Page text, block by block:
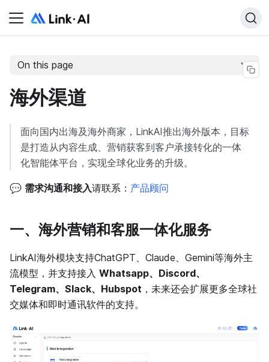
On this page
海外渠道
面向国内出海及海外商家，LinkAI推出海外版本，目标
是打造从内容生成、营销获客到客户承接转化的一体
化智能体平台，实现全球化业务的升级。
💬 需求沟通和接入请联系： 产品顾问
一、海外营销和客服一体化服务
LinkAI海外模块支持ChatGPT、Claude、Gemini等海外主
流模型，并支持接入 Whatsapp、Discord、
Telegram、Slack、Hubspot ，未来还会扩展更多全球社
交媒体和即时通讯软件的支持。